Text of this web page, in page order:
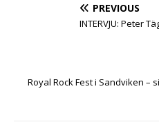
PREVIOUS
INTERVJU: Peter
Royal Rock Fest i Sandviken –